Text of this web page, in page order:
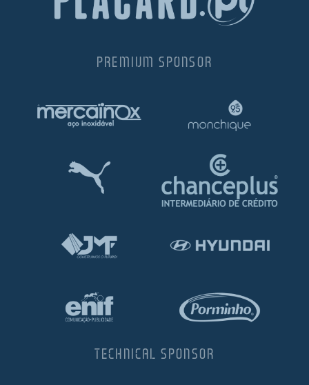
PREMIUM SPONSOR
TECHNICAL SPONSOR